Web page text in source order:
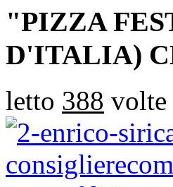
"PIZZA
D'ITALIA)
letto 388 volte